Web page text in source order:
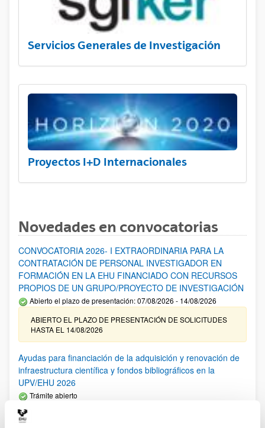
Servicios Generales de Investigación
Proyectos I+D Internacionales
Novedades en convocatorias
CONVOCATORIA 2026- I EXTRAORDINARIA PARA LA
CONTRATACIÓN DE PERSONAL INVESTIGADOR EN
FORMACIÓN EN LA EHU FINANCIADO CON RECURSOS
PROPIOS DE UN GRUPO/PROYECTO DE INVESTIGACIÓN
Abierto el plazo de presentación: 07/08/2026 - 14/08/2026
ABIERTO EL PLAZO DE PRESENTACIÓN DE SOLICITUDES
HASTA EL 14/08/2026
Ayudas para financiación de la adquisición y renovación de
infraestructura científica y fondos bibliográficos en la
UPV/EHU 2026
Trámite abierto